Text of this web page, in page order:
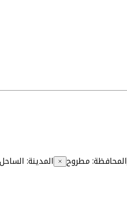
المحافظة:مطروح المدينة: